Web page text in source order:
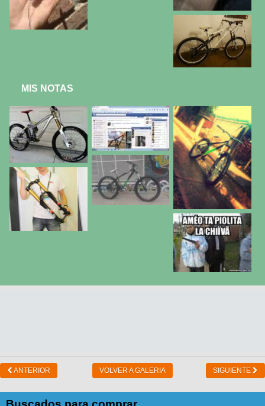
MIS NOTAS
ANTERIOR VOLVER A GALERIA SIGUIENTE